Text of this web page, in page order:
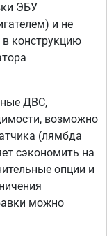
ЭБУ
и не
в конструкцию
ДВС,
возможно
(лямбда
сэкономить на
опции и
можно